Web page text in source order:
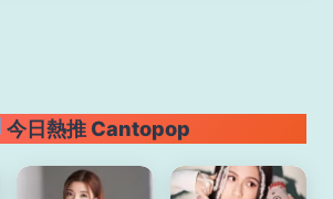
今日熱推 Cantopop